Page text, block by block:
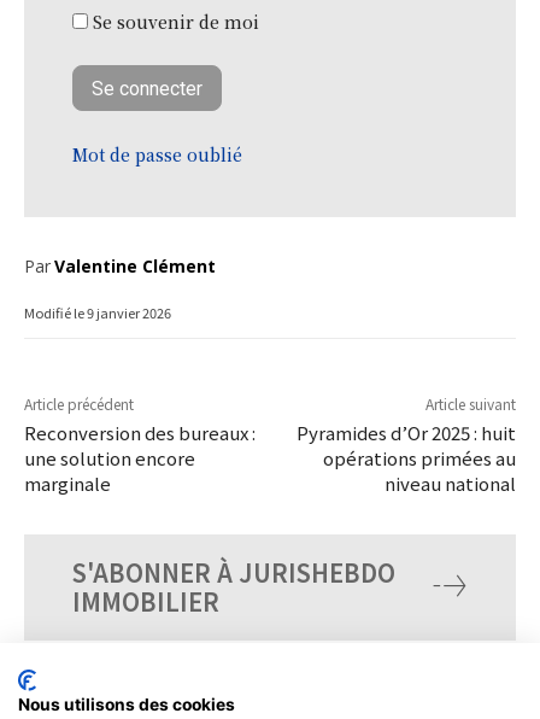
Se souvenir de moi
Mot de passe oublié
ParValentine Clément
Modifié le9 janvier 2026
Article précédent
Reconversion des bureaux :
une solution encore
marginale
Article suivant
Pyramides d’Or 2025 : huit
opérations primées au
niveau national
S'ABONNER À JURISHEBDO
IMMOBILIER
Nous utilisons des cookies